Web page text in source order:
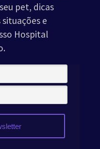
pet, dicas
e
Hospital